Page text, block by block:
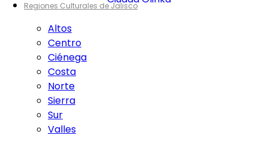
Regiones Culturales de Jalisco
Altos
Centro
Ciénega
Costa
Norte
Sierra
Sur
Valles